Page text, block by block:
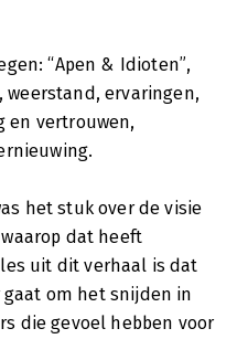
“Apen & Idioten”,
weerstand, ervaringen,
en vertrouwen,
het stuk over de visie
dat heeft
uit dit verhaal is dat
om het snijden in
die gevoel hebben voor